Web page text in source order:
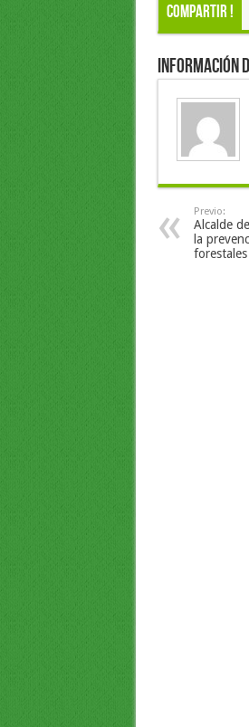
Compartir !
Información
Previo:
Alcalde
la
forestales